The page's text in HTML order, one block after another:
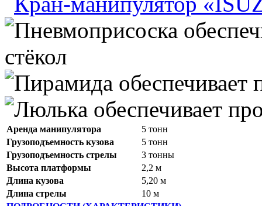
Аренда манипулятора
5 тонн
Грузоподъемность кузова
5 тонн
Грузоподъемность стрелы
3 тонны
Высота платформы
2,2 м
Длина кузова
5,20 м
Длина стрелы
10 м